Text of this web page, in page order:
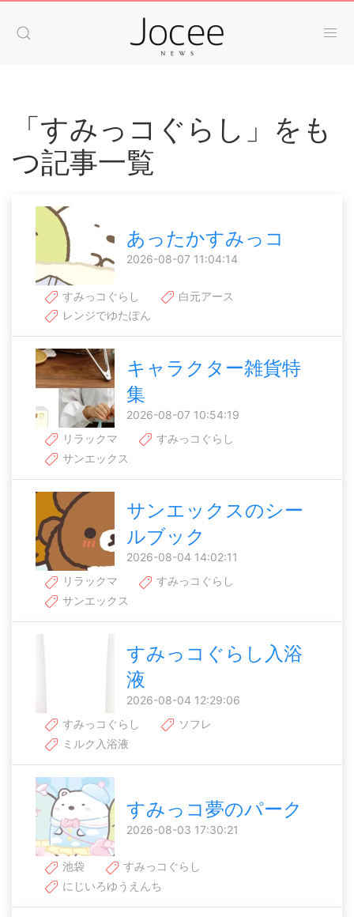
「すみっコぐらし」をも
つ記事一覧
あったかすみっコ
2026-08-07 11:04:14
すみっコぐらし
白元アース
レンジでゆたぽん
キャラクター雑貨特
集
2026-08-07 10:54:19
リラックマ
すみっコぐらし
サンエックス
サンエックスのシー
ルブック
2026-08-04 14:02:11
リラックマ
すみっコぐらし
サンエックス
すみっコぐらし入浴
液
2026-08-04 12:29:06
すみっコぐらし
ソフレ
ミルク入浴液
すみっコ夢のパーク
2026-08-03 17:30:21
池袋
すみっコぐらし
にじいろゆうえんち